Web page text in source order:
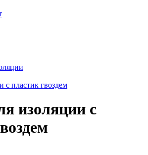
с пластик гвоздем
изоляции с